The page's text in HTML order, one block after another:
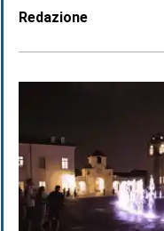
Redazione